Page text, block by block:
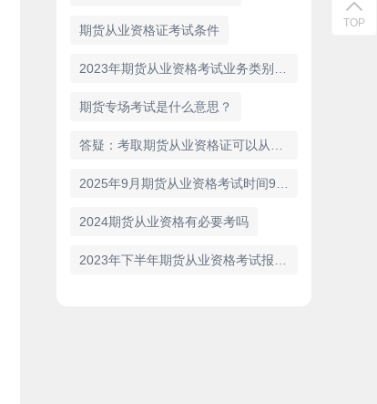
期货从业资格证考试条件
期货专场考试是什么意思？
2024期货从业资格有必要考吗
TOP